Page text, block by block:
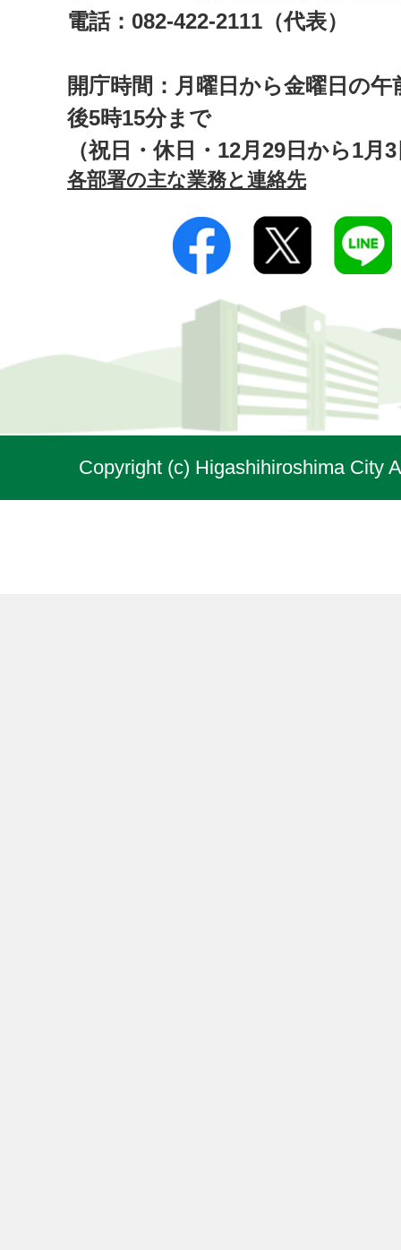
電話：082-422-2111（代表）
開庁時間：月曜日から金曜日の午
後5時15分まで
（祝日・休日・12月29日から1月
各部署の主な業務と連絡先
Copyright (c) Higashihiroshima City